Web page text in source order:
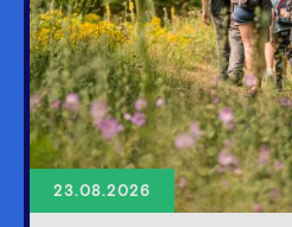
23.08.2026